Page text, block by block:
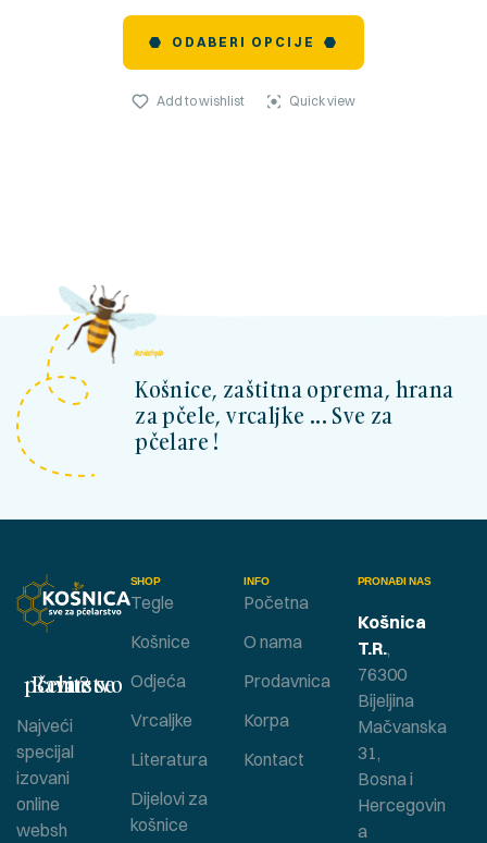
ODABERI OPCIJE
Add to wishlist Quick view
kosnicashop.ba
Košnice, zaštitna oprema, hrana
za pčele, vrcaljke ... Sve za
pčelare !
SHOP
Tegle
Košnice
Odjeća
Vrcaljke
Literatura
Dijelovi za
košnice
INFO
Početna
O nama
Prodavnica
Korpa
Kontact
Bavite se pčelarstvom ?
Najveći
specijal
izovani
online
websh
PRONAĐI NAS
Košnica
T.R.,
76300
Bijeljina
Mačvanska
31,
Bosna i
Hercegovin
a